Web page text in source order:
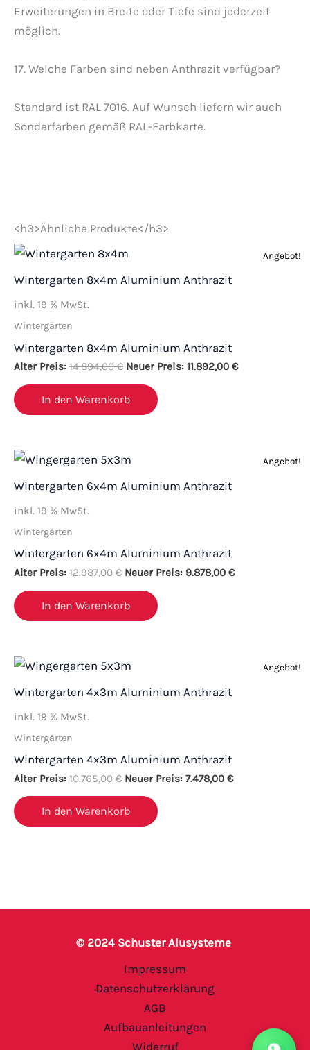
Erweiterungen in Breite oder Tiefe sind jederzeit
möglich.
17. Welche Farben sind neben Anthrazit verfügbar?
Standard ist RAL 7016. Auf Wunsch liefern wir auch
Sonderfarben gemäß RAL-Farbkarte.
<h3>Ähnliche Produkte</h3>
Angebot!
Wintergarten 8x4m Aluminium Anthrazit
inkl. 19 % MwSt.
Wintergärten
Wintergarten 8x4m Aluminium Anthrazit
Alter Preis: 14.894,00€
Ursprünglicher
war:
Neuer Preis: 11.892,00 €
In den Warenkorb
Angebot!
Wintergarten 6x4m Aluminium Anthrazit
inkl. 19 % MwSt.
Wintergärten
Wintergarten 6x4m Aluminium Anthrazit
Alter Preis: 12.987,00€
Ursprünglicher
war:
12.987,00 €
Neuer Preis: 9.878,00 €
Aktueller
In den Warenkorb
Angebot!
Wintergarten 4x3m Aluminium Anthrazit
inkl. 19 % MwSt.
Wintergärten
Wintergarten 4x3m Aluminium Anthrazit
Alter Preis: 10.765,00€
Ursprünglicher
war:
10.765,00 €
Neuer Preis: 7.478,00 €
Aktueller
In den Warenkorb
© 2024 Schuster Alusysteme
Impressum
Datenschutzerklärung
AGB
Aufbauanleitungen
Widerruf